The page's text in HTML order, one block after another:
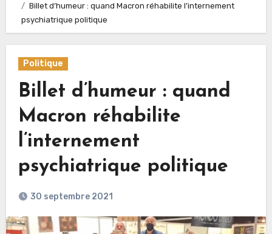
Billet d’humeur : quand Macron réhabilite l’internement
psychiatrique politique
Politique
Billet d’humeur : quand
Macron réhabilite
l’internement
psychiatrique politique
30 septembre 2021